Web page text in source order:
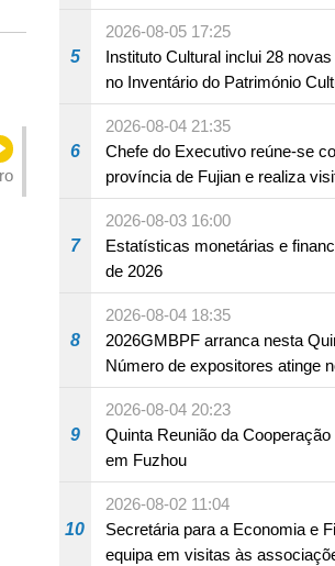
Educação Internacional de
5
2026-08-05 17:25
Instituto Cultural inclui 28
no Inventário do Património
6
2026-08-04 21:35
Chefe do Executivo reúne-se
província de Fujian e realiza
em Fuzhou
7
2026-08-03 16:00
Estatísticas monetárias e
de 2026
8
2026-08-04 18:35
2026GMBPF arranca nesta
Número de expositores atinge
18 anos
9
2026-08-04 20:23
Quinta Reunião da
em Fuzhou
10
2026-08-02 11:04
Secretária para a Economia e
equipa em visitas às